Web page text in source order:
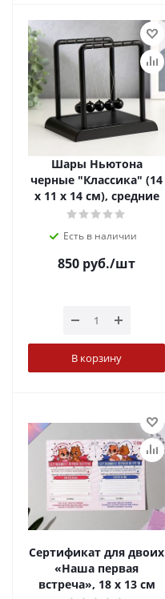
Шары Ньютона
черные "Классика" (14
х 11 х 14 см), средние
Есть в наличии
850 руб./шт
В корзину
Сертификат для двоих
«Наша первая
встреча», 18 х 13 см